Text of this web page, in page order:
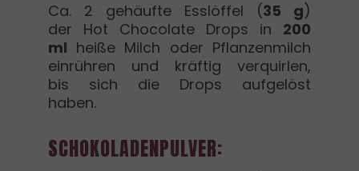
Ca. 2 gehäufte Esslöffel (35 g)
der Hot Chocolate Drops in 200
ml heiße Milch oder Pflanzenmilch
einrühren und kräftig verquirlen,
bis sich die Drops aufgelöst
haben.
SCHOKOLADENPULVER: